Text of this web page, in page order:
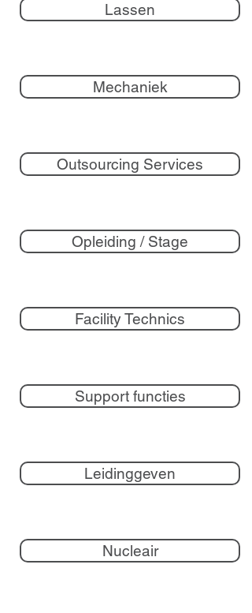
Lassen
Mechaniek
Outsourcing Services
Opleiding / Stage
Facility Technics
Support functies
Leidinggeven
Nucleair